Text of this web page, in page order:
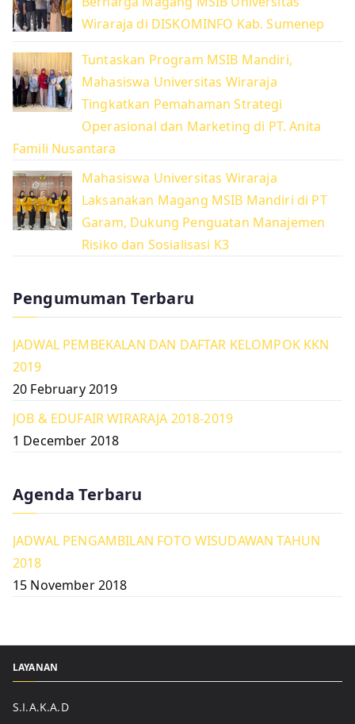
Wiraraja di DISKOMINFO Kab. Sumenep
Tuntaskan Program MSIB Mandiri,
Mahasiswa Universitas Wiraraja
Tingkatkan Pemahaman Strategi
Operasional dan Marketing di PT. Anita
Famili Nusantara
Mahasiswa Universitas Wiraraja
Laksanakan Magang MSIB Mandiri di PT
Garam, Dukung Penguatan Manajemen
Risiko dan Sosialisasi K3
Pengumuman Terbaru
JADWAL PEMBEKALAN DAN DAFTAR KELOMPOK KKN
2019
20 February 2019
JOB & EDUFAIR WIRARAJA 2018-2019
1 December 2018
Agenda Terbaru
JADWAL PENGAMBILAN FOTO WISUDAWAN TAHUN
2018
15 November 2018
LAYANAN
S.I.A.K.A.D